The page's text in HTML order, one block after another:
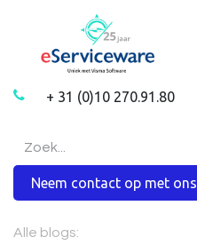
+ 31 (0)10 270.91.80
Neem contact op met ons
Alle blogs: